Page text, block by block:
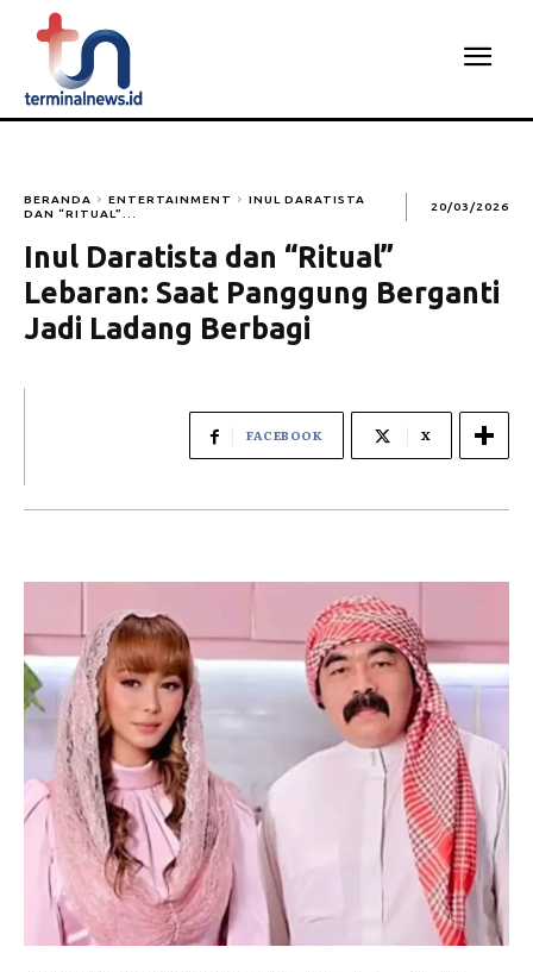
BERANDA ENTERTAINMENT
INUL DARATISTA
DAN “RITUAL”...
20/03/2026
Inul Daratista dan “Ritual”
Lebaran: Saat Panggung Berganti
Jadi Ladang Berbagi
FACEBOOK X